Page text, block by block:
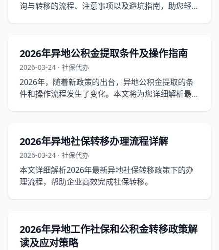
询与转移的流程、注意事项以及避坑指南，助您轻松
2026年异地公积金提取条件及操作指南
2026-03-24 · 社保代办
2026年，随着新政策的出台，异地公积金提取的条
件和操作流程发生了变化。本文将为您详细解析最新
2026年异地社保转移办理流程详解
2026-03-24 · 社保代办
本文详细解析2026年最新异地社保转移政策下的办
理流程，帮助企业高效完成社保转移。
2026年异地工作社保和公积金转移政策解
读及应对策略